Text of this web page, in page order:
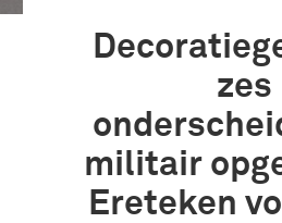
zes
militair
Ereteken